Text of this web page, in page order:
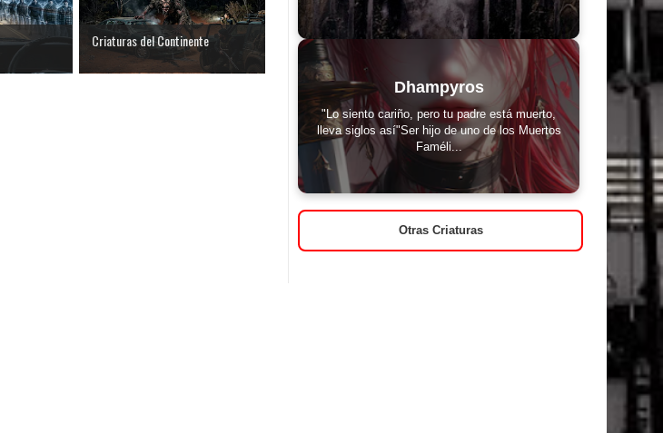
Criaturas del Continente
Dhampyros
"Lo siento cariño, pero tu padre está muerto,
lleva siglos así"Ser hijo de uno de los Muertos
Faméli...
Otras Criaturas